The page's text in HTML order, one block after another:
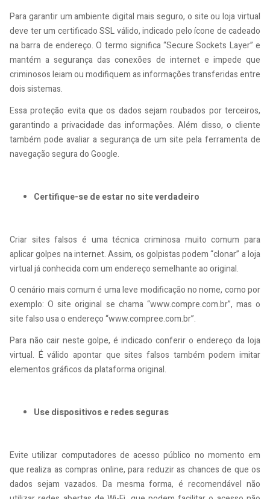
Para garantir um ambiente digital mais seguro, o site ou loja virtual
deve ter um certificado SSL válido, indicado pelo ícone de cadeado
na barra de endereço. O termo significa “Secure Sockets Layer” e
mantém a segurança das conexões de internet e impede que
criminosos leiam ou modifiquem as informações transferidas entre
dois sistemas.
Essa proteção evita que os dados sejam roubados por terceiros,
garantindo a privacidade das informações. Além disso, o cliente
também pode avaliar a segurança de um site pela ferramenta de
navegação segura do Google.
Certifique-se de estar no site verdadeiro
Criar sites falsos é uma técnica criminosa muito comum para
aplicar golpes na internet. Assim, os golpistas podem “clonar” a loja
virtual já conhecida com um endereço semelhante ao original.
O cenário mais comum é uma leve modificação no nome, como por
exemplo: O site original se chama “www.compre.com.br”, mas o
site falso usa o endereço “www.compree.com.br”.
Para não cair neste golpe, é indicado conferir o endereço da loja
virtual. É válido apontar que sites falsos também podem imitar
elementos gráficos da plataforma original.
Use dispositivos e redes seguras
Evite utilizar computadores de acesso público no momento em
que realiza as compras online, para reduzir as chances de que os
dados sejam vazados. Da mesma forma, é recomendável não